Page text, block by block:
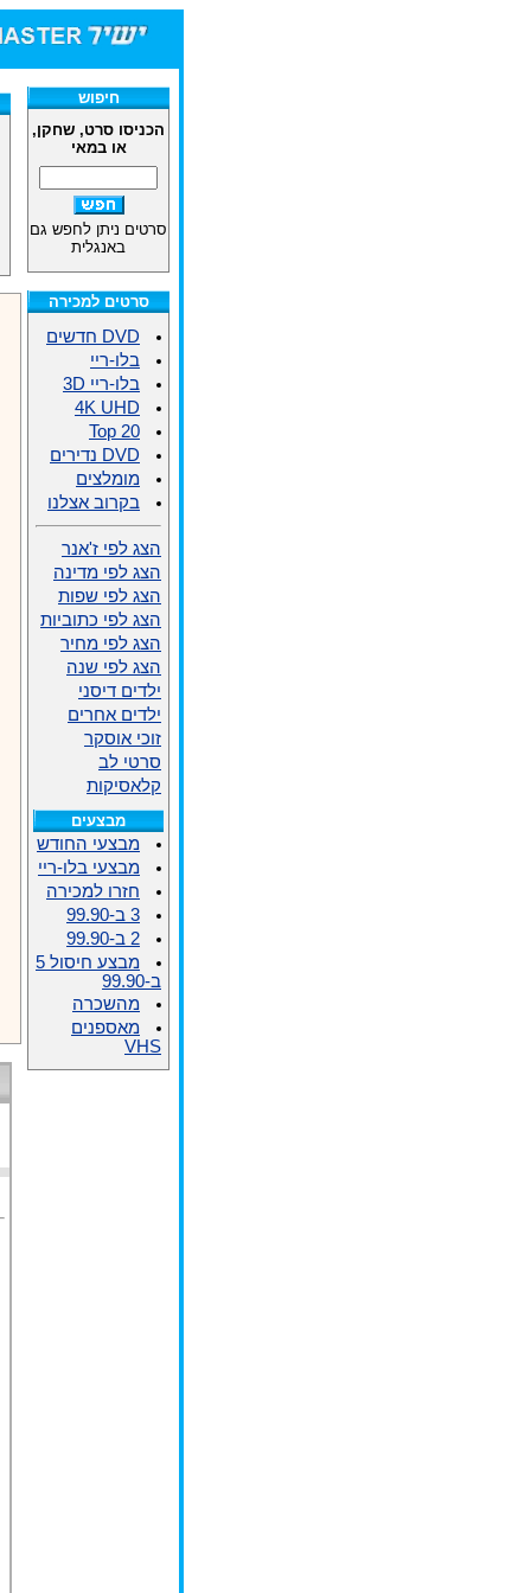
חיפוש
הכניסו סרט, שחקן,
או במאי
סרטים ניתן לחפש גם
באנגלית
סרטים למכירה
DVD חדשים
בלו-ריי
בלו-ריי 3D
4K UHD
Top 20
DVD נדירים
מומלצים
בקרוב אצלנו
הצג לפי ז'אנר
הצג לפי מדינה
הצג לפי שפות
הצג לפי כתוביות
הצג לפי מחיר
הצג לפי שנה
ילדים דיסני
ילדים אחרים
זוכי אוסקר
סרטי לב
קלאסיקות
מבצעים
מבצעי החודש
מבצעי בלו-ריי
חזרו למכירה
3 ב-99.90
2 ב-99.90
מבצע חיסול 5
ב-99.90
מהשכרה
מאספנים
VHS